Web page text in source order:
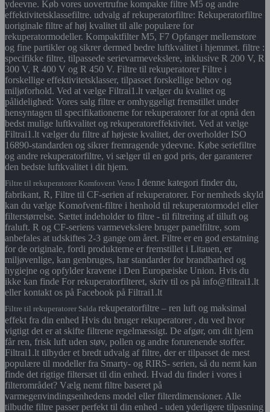
ydeevne. Køb vores uovertrufne kompakte filtre M5 og andre
effektivitetsklassefiltre. udvalg af rekuperatorfiltre: Rekuperatorfiltre
uoriginale filtre af høj kvalitet til alle populære for
rekuperatormodeller. Kompaktfilter M5, F7 Opfanger mellemstore
og fine partikler og sikrer dermed bedre luftkvalitet i hjemmet. filtre :
specifikke filtre, tilpassede serievarmevekslere, inklusive R 200 V, R
300 V, R 400 V og R 450 V. Filtre til rekuperatorer Filtre i
forskellige effektivitetsklasser, tilpasset forskellige behov og
miljøforhold. Ved at vælge Filtrai1.lt vælger du kvalitet og
pålidelighed: Vores salg filtre er omhyggeligt fremstillet under
hensyntagen til specifikationerne for rekuperatorer for at opnå den
bedst mulige luftkvalitet og rekuperatoreffektivitet. Ved at vælge
Filtrai1.lt vælger du filtre af højeste kvalitet, der overholder ISO
16890-standarden og sikrer fremragende ydeevne. Købe seriefiltre
og andre rekuperatorfiltre, vi sælger til en god pris, der garanterer
den bedste luftkvalitet i dit hjem.
Filtre til rekuperatorer Komfovent Verso I denne kategori finder du,
fabrikant, R, Filtre til CF-serien af rekuperatorer. For nemheds skyld
kan du vælge Komofvent-filtre i henhold til rekuperatormodel eller
filterstørrelse. Sættet indeholder to filtre - til filtrering af tilluft og
fraluft. R og CF-seriens varmevekslere bruger panelfiltre, som
anbefales at udskiftes 2-3 gange om året. Filtre er en god erstatning
for de originale, fordi produkterne er fremstillet i Litauen, er
miljøvenlige, kan genbruges, har standarder for brandbarhed og
hygiejne og opfylder kravene i Den Europæiske Union. Hvis du
ikke kan finde For rekuperatorfilteret, skriv til os på info@filtrai1.lt
eller kontakt os på Facebook på Filtrai1.lt
Filtre til rekuperatorer Salda rekuperatorfiltre – ren luft og maksimal
effekt fra din enhed Hvis du bruger rekuperatorer , du ved hvor
vigtigt det er at skifte filtrene regelmæssigt. De afgør, om dit hjem
får ren, frisk luft uden støv, pollen og andre forurenende stoffer.
Filtrai1.lt tilbyder et bredt udvalg af filtre, der er tilpasset de mest
populære til modeller fra Smarty- og RIRS- serien, så du nemt kan
finde det rigtige filtersæt til din enhed. Hvad du finder i vores i
filterområdet? Vælg nemt filtre baseret på
varmegenvindingsenhedens model eller filterdimensioner. Alle
tilbudte filtre passer perfekt til din enhed - uden yderligere tilpasning